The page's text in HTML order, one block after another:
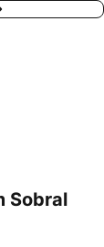
Sobral